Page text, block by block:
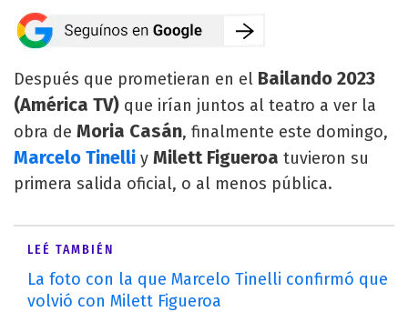
Después que prometieran en el Bailando 2023
(América TV) que irían juntos al teatro a ver la
obra de Moria Casán, finalmente este domingo,
Marcelo Tinelli y Milett Figueroa tuvieron su
primera salida oficial, o al menos pública.
LEÉ TAMBIÉN
La foto con la que Marcelo Tinelli confirmó que
volvió con Milett Figueroa